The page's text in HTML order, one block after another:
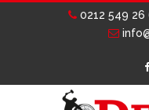
0212 549 26